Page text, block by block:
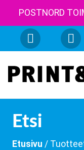
POSTNORD
Etsi
Etusivu /